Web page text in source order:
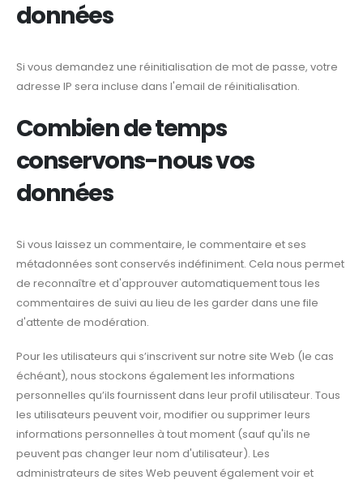
données
Si vous demandez une réinitialisation de mot de passe, votre
adresse IP sera incluse dans l'email de réinitialisation.
Combien de temps
conservons-nous vos
données
Si vous laissez un commentaire, le commentaire et ses
métadonnées sont conservés indéfiniment. Cela nous permet
de reconnaître et d'approuver automatiquement tous les
commentaires de suivi au lieu de les garder dans une file
d'attente de modération.
Pour les utilisateurs qui s’inscrivent sur notre site Web (le cas
échéant), nous stockons également les informations
personnelles qu’ils fournissent dans leur profil utilisateur. Tous
les utilisateurs peuvent voir, modifier ou supprimer leurs
informations personnelles à tout moment (sauf qu'ils ne
peuvent pas changer leur nom d'utilisateur). Les
administrateurs de sites Web peuvent également voir et